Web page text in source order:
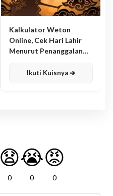
Kalkulator Weton
Online, Cek Hari Lahir
Menurut Penanggalan
Ikuti Kuisnya ➔
😧
0
😭
0
😡
0